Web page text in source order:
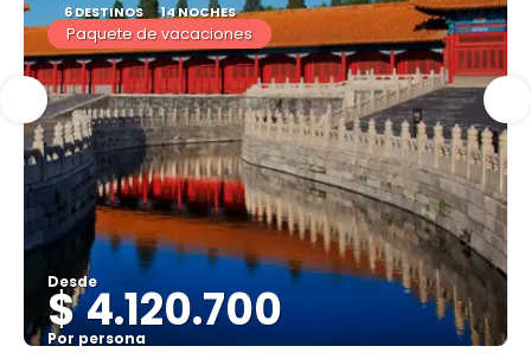
6 DESTINOS 14 NOCHES
Paquete de vacaciones
Desde
$ 4.120.700
Por persona